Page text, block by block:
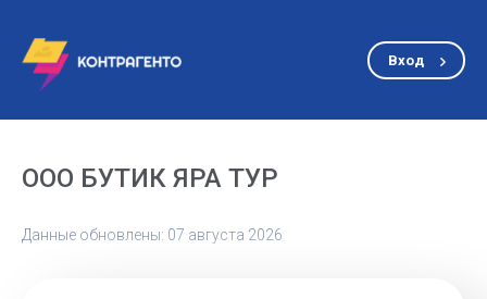
Вход
ООО БУТИК ЯРА ТУР
Данные обновлены: 07 августа 2026